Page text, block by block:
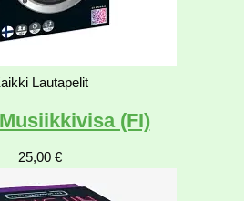
Lautapelit
(FI)
25,00 €